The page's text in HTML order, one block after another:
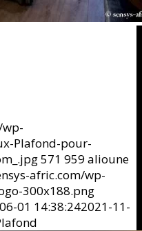
Plafond-pour-
571 959 alioune
afric.com/wp-
300x188.png
01 14:38:242021-11-